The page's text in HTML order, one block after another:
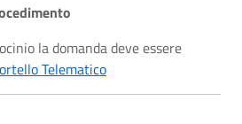
la domanda deve essere
Telematico